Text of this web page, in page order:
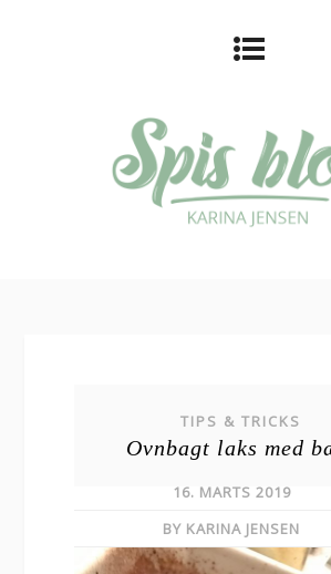
TIPS & TRICKS
Ovnbagt laks med
16. MARTS 2019
BY KARINA JENSEN